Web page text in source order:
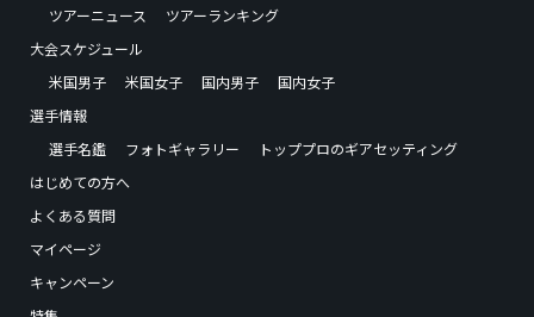
ツアーニュース
ツアーランキング
大会スケジュール
米国男子
米国女子 国内男子
国内女子
選手情報
選手名鑑
フォトギャラリー
トッププロのギアセッティング
はじめての方へ
よくある質問
マイページ
キャンペーン